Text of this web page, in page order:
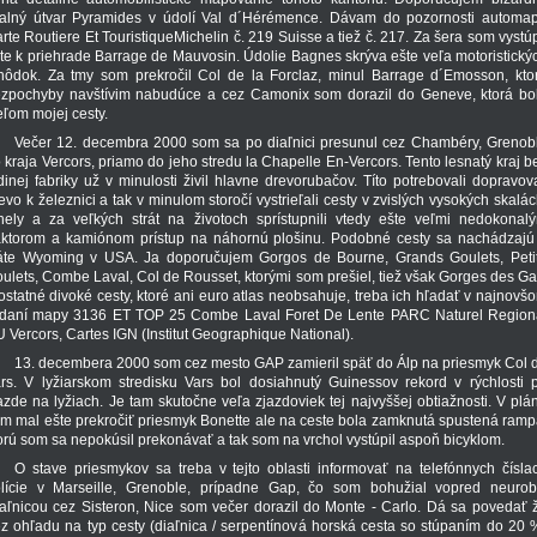
útvar Pyramides v údolí Val d´Hérémence. Dávam do pozornosti
Routiere Et TouristiqueMichelin č. 219 Suisse a tiež č. 217. Za šera som
k priehrade Barrage de Mauvosin. Údolie Bagnes skrýva ešte veľa
Za tmy som prekročil Col de la Forclaz, minul Barrage d´Emosson,
navštívim nabudúce a cez Camonix som dorazil do Geneve, ktorá
mojej cesty.
Večer 12. decembra 2000 som sa po diaľnici presunul cez Chambéry,
kraja Vercors, priamo do jeho stredu la Chapelle En-Vercors. Tento lesnatý kraj
fabriky už v minulosti živil hlavne drevorubačov. Títo potrebovali
k železnici a tak v minulom storočí vystrieľali cesty v zvislých vysokých
a za veľkých strát na životoch sprístupnili vtedy ešte veľmi
a kamiónom prístup na náhornú plošinu. Podobné cesty sa
Wyoming v USA. Ja doporučujem Gorgos de Bourne, Grands Goulets,
Combe Laval, Col de Rousset, ktorými som prešiel, tiež však Gorges des
divoké cesty, ktoré ani euro atlas neobsahuje, treba ich hľadať v
mapy 3136 ET TOP 25 Combe Laval Foret De Lente PARC Naturel
Vercors, Cartes IGN (Institut Geographique National).
13. decembera 2000 som cez mesto GAP zamieril späť do Álp na priesmyk Col
V lyžiarskom stredisku Vars bol dosiahnutý Guinessov rekord v rýchlosti
na lyžiach. Je tam skutočne veľa zjazdoviek tej najvyššej obtiažnosti. V
mal ešte prekročiť priesmyk Bonette ale na ceste bola zamknutá spustená
som sa nepokúsil prekonávať a tak som na vrchol vystúpil aspoň bicyklom.
O stave priesmykov sa treba v tejto oblasti informovať na telefónnych
v Marseille, Grenoble, prípadne Gap, čo som bohužial vopred
cez Sisteron, Nice som večer dorazil do Monte - Carlo. Dá sa povedať
ohľadu na typ cesty (diaľnica / serpentínová horská cesta so stúpaním do 20